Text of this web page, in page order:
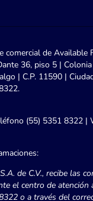
comercial de Available
36, piso 5 |
| C.P. 11590 |
(55) 5351 8322 |
de C.V., recibe las
el centro de atención
o a través del